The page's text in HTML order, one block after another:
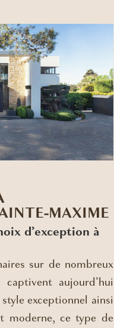
MAXIME
d’exception à
sur de nombreux
aujourd’hui
exceptionnel ainsi
moderne, ce type de